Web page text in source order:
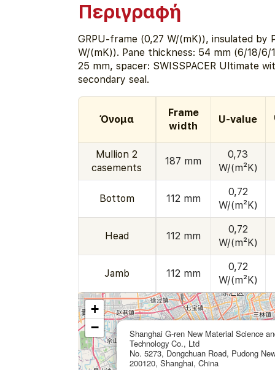
Περιγραφή
GRPU-frame (0,27 W/(mK)), insulated by
W/(mK)). Pane thickness: 54 mm (6/18/
25 mm, spacer: SWISSPACER Ultimate
secondary seal.
Όνομα
Frame
width
U-value
Mullion 2
casements
187 mm
0,73
W/(m²K)
Bottom 112 mm
0,72
W/(m²K)
Head 112 mm
0,72
W/(m²K)
Jamb 112 mm
0,72
W/(m²K)
Shanghai G-ren New Material Science
Technology Co., Ltd
No. 5273, Dongchuan Road, Pudong
200120, Shanghai, China
+
−